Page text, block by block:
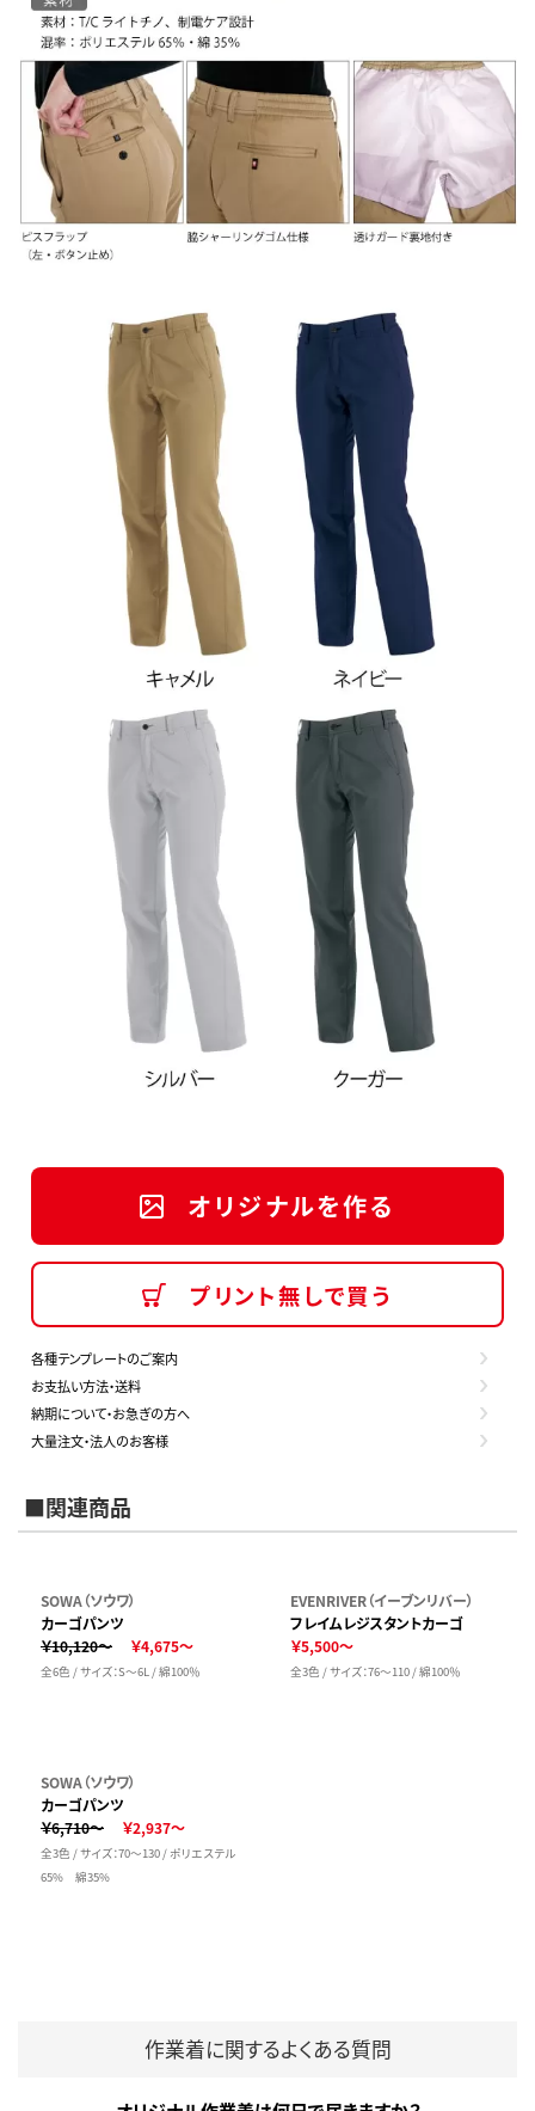
オリジナルを作る
プリント無しで買う
各種テンプレートのご案内
お支払い方法・送料
納期について・お急ぎの方へ
大量注文・法人のお客様
■関連商品
SOWA（ソウワ）
カーゴパンツ
￥10,120～
￥4,675～
全6色 / サイズ：S～6L / 綿100％
EVENRIVER（イーブンリバー）
フレイムレジスタントカーゴ
￥5,500～
全3色 / サイズ：76～110 / 綿100％
SOWA（ソウワ）
カーゴパンツ
￥6,710～
￥2,937～
全3色 / サイズ：70～130 / ポリエステル
65% 綿35%
作業着に関するよくある質問